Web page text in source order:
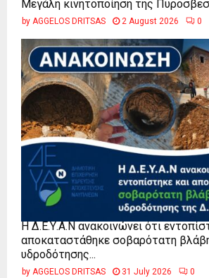
Μεγάλη κινητοποίηση της
by AGGELOS DRITSAS 2 August 2026 0
Η Δ.Ε.Υ.Α.Ν ανακοινώνει ότι
αποκαταστάθηκε σοβαρότατη
υδροδότησης...
by AGGELOS DRITSAS 31 July 2026 0